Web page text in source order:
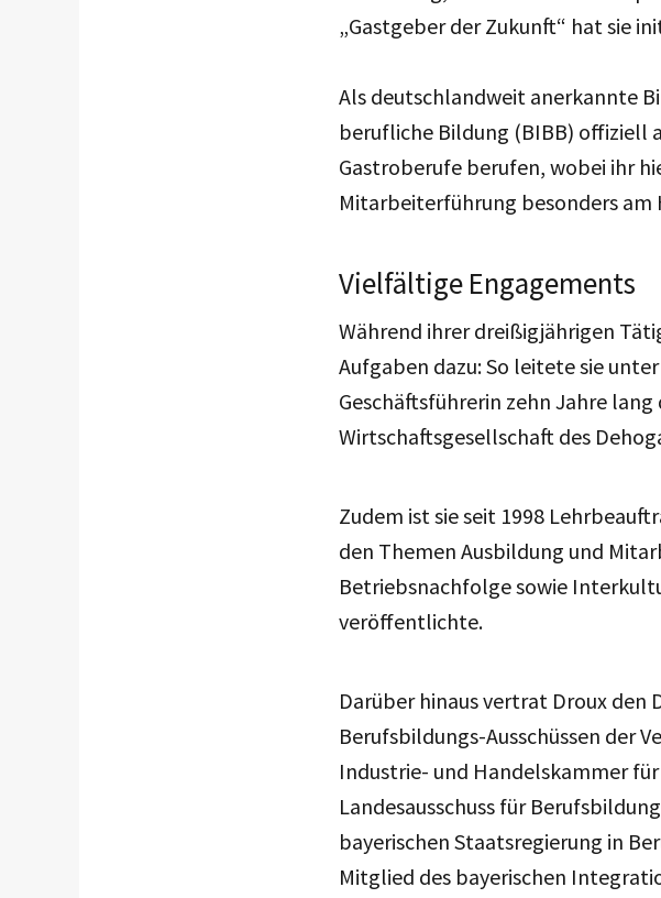
„Gastgeber der Zukunft“ hat sie
Als deutschlandweit anerkannte
berufliche Bildung (BIBB) offiziell
Gastroberufe berufen, wobei ihr
Mitarbeiterführung besonders am
Vielfältige Engagements
Während ihrer dreißigjährigen
Aufgaben dazu: So leitete sie
Geschäftsführerin zehn Jahre
Wirtschaftsgesellschaft des
Zudem ist sie seit 1998
den Themen Ausbildung und
Betriebsnachfolge sowie
veröffentlichte.
Darüber hinaus vertrat Droux den
Berufsbildungs-Ausschüssen der
Industrie- und Handelskammer
Landesausschuss für
bayerischen Staatsregierung in
Mitglied des bayerischen